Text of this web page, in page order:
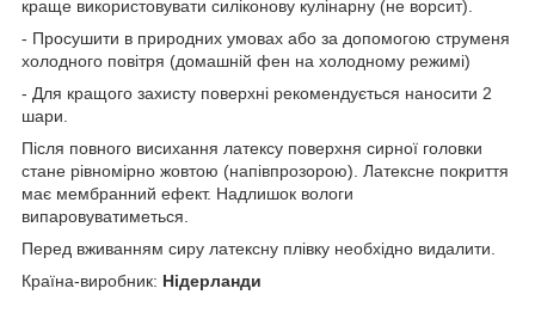
краще використовувати силіконову кулінарну (не ворсит).
- Просушити в природних умовах або за допомогою струменя
холодного повітря (домашній фен на холодному режимі)
- Для кращого захисту поверхні рекомендується наносити 2
шари.
Після повного висихання латексу поверхня сирної головки
стане рівномірно жовтою (напівпрозорою). Латексне покриття
має мембранний ефект. Надлишок вологи
випаровуватиметься.
Перед вживанням сиру латексну плівку необхідно видалити.
Країна-виробник: Нідерланди